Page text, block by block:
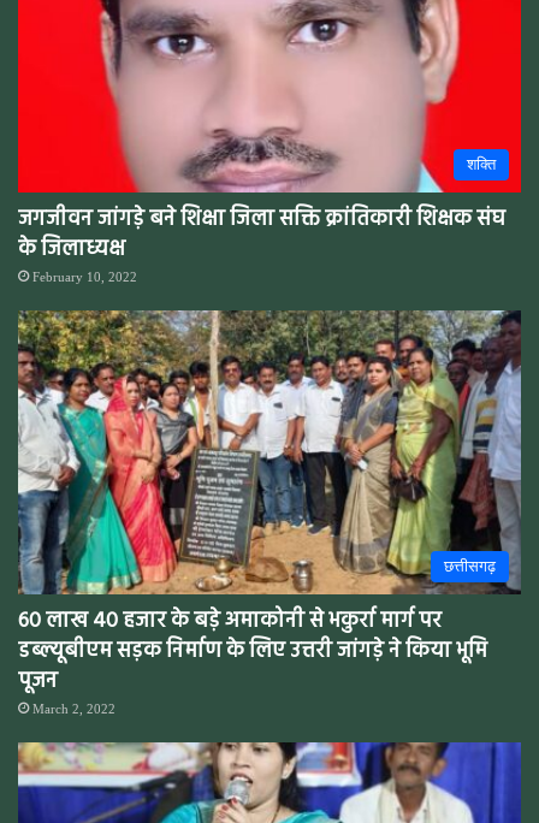
शक्ति
जगजीवन जांगड़े बने शिक्षा जिला सक्ति क्रांतिकारी शिक्षक संघ
के जिलाध्यक्ष
February 10, 2022
छत्तीसगढ़
60 लाख 40 हजार के बड़े अमाकोनी से भकुर्रा मार्ग पर
डब्ल्यूबीएम सड़क निर्माण के लिए उत्तरी जांगड़े ने किया भूमि
पूजन
March 2, 2022